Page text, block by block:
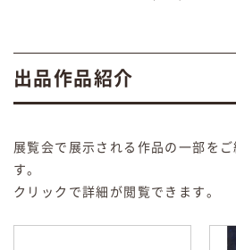
出品作品紹介
展覧会で展示される作品の一部を
す。
クリックで詳細が閲覧できます。